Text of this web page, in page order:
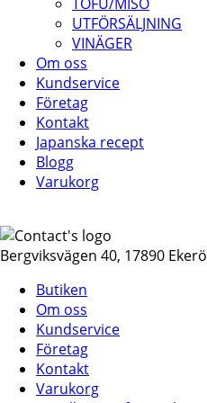
UTFÖRSÄLJNING
VINÄGER
Om oss
Kundservice
Företag
Kontakt
Japanska recept
Blogg
Varukorg
Bergviksvägen 40, 17890 Ekerö
Butiken
Om oss
Kundservice
Företag
Kontakt
Varukorg